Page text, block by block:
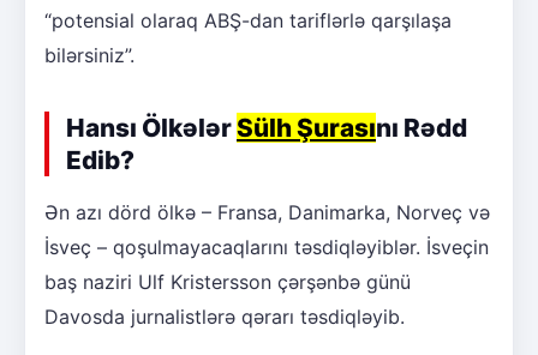
“potensial olaraq ABŞ-dan tariflərlə qarşılaşa
bilərsiniz”.
Hansı ÖlkələrSülh Şurasını Rədd
Edib?
Ən azı dörd ölkə – Fransa, Danimarka, Norveç və
İsveç – qoşulmayacaqlarını təsdiqləyiblər. İsveçin
baş naziri Ulf Kristersson çərşənbə günü
Davosda jurnalistlərə qərarı təsdiqləyib.